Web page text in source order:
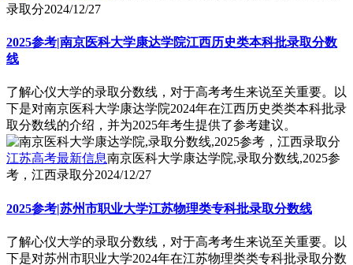
录取分2024/12/27
2025参考|南京医科大学康达学院江西历史类本科批录取分数
线
了解心仪大学的录取分数线，对于高考考生来说至关重要。以
下是对南京医科大学康达学院2024年在江西历史类类本科批录
取分数线的介绍，并为2025年考生提供了参考建议。
江苏高考最新信息南京医科大学康达学院,录取分数线,2025参
考，江西录取分2024/12/27
2025参考|苏州市职业大学江苏物理类专科批录取分数线
了解心仪大学的录取分数线，对于高考考生来说至关重要。以
下是对苏州市职业大学2024年在江苏物理类类专科批录取分数